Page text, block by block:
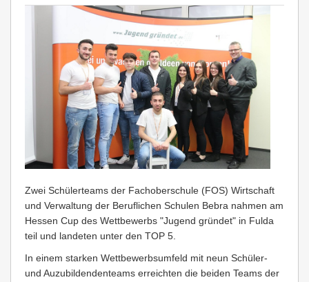
Zwei Schülerteams der Fachoberschule (FOS) Wirtschaft
und Verwaltung der Beruflichen Schulen Bebra nahmen am
Hessen Cup des Wettbewerbs "Jugend gründet" in Fulda
teil und landeten unter den TOP 5.
In einem starken Wettbewerbsumfeld mit neun Schüler-
und Auzubildendenteams erreichten die beiden Teams der